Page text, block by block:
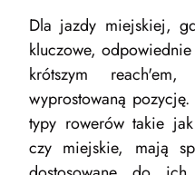
Dla jazdy miejskiej,
kluczowe, odpowiednie
krótszym
wyprostowaną
typy rowerów takie jak
czy miejskie, mają